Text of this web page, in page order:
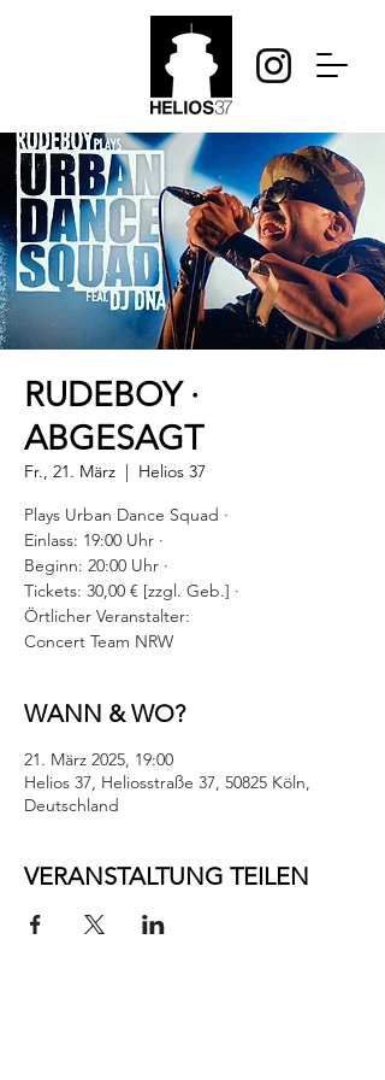
RUDEBOY ·
ABGESAGT
Fr., 21. März
  |
Helios 37
Plays Urban Dance Squad ·
Einlass: 19:00 Uhr ·
Beginn: 20:00 Uhr ·
Tickets: 30,00 € [zzgl. Geb.] ·
Örtlicher Veranstalter:
Concert Team NRW
WANN & WO?
21. März 2025, 19:00
Helios 37, Heliosstraße 37, 50825 Köln,
Deutschland
VERANSTALTUNG TEILEN